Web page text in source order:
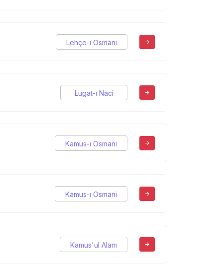
Lehçe-i Osmani
Lugat-ı Naci
Kamus-ı Osmani
Kamus-ı Osmani
Kamus'ul Alam